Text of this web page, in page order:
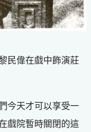
民偉在戲中飾演莊
今天才可以享受一
戲院暫時關閉的這